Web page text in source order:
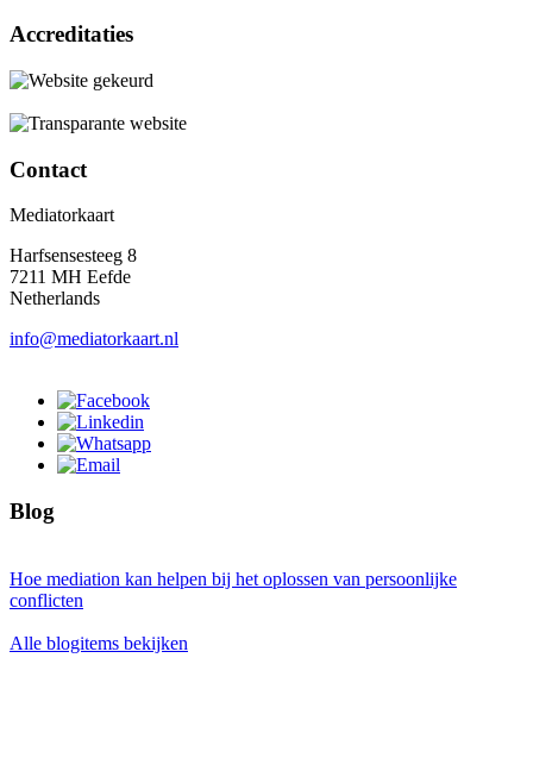
Accreditaties
Contact
Mediatorkaart
Harfsensesteeg 8
7211 MH Eefde
Netherlands
info@mediatorkaart.nl
Blog
Hoe mediation kan helpen bij het oplossen van persoonlijke
conflicten
Alle blogitems bekijken